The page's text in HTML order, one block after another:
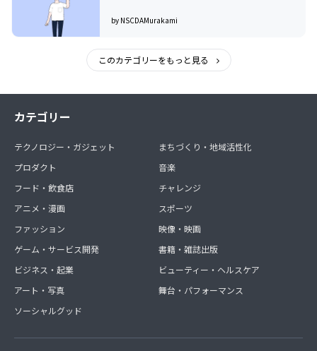
by NSCDAMurakami
このカテゴリーをもっと見る
カテゴリー
テクノロジー・ガジェット
プロダクト
フード・飲食店
アニメ・漫画
ファッション
ゲーム・サービス開発
ビジネス・起業
アート・写真
ソーシャルグッド
まちづくり・地域活性化
音楽
チャレンジ
スポーツ
映像・映画
書籍・雑誌出版
ビューティー・ヘルスケア
舞台・パフォーマンス